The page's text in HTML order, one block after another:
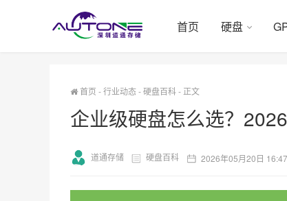
首页 硬盘
首页 -行业动态-硬盘百科- 正文
企业级硬盘怎么选？
道通存储 硬盘百科 2026年05月20日